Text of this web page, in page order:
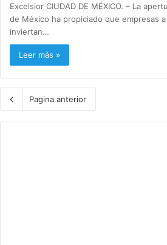
Excelsior CIUDAD DE MÉXICO. – La
de México ha propiciado que empresas
inviertan…
Leer más »
Pagina anterior